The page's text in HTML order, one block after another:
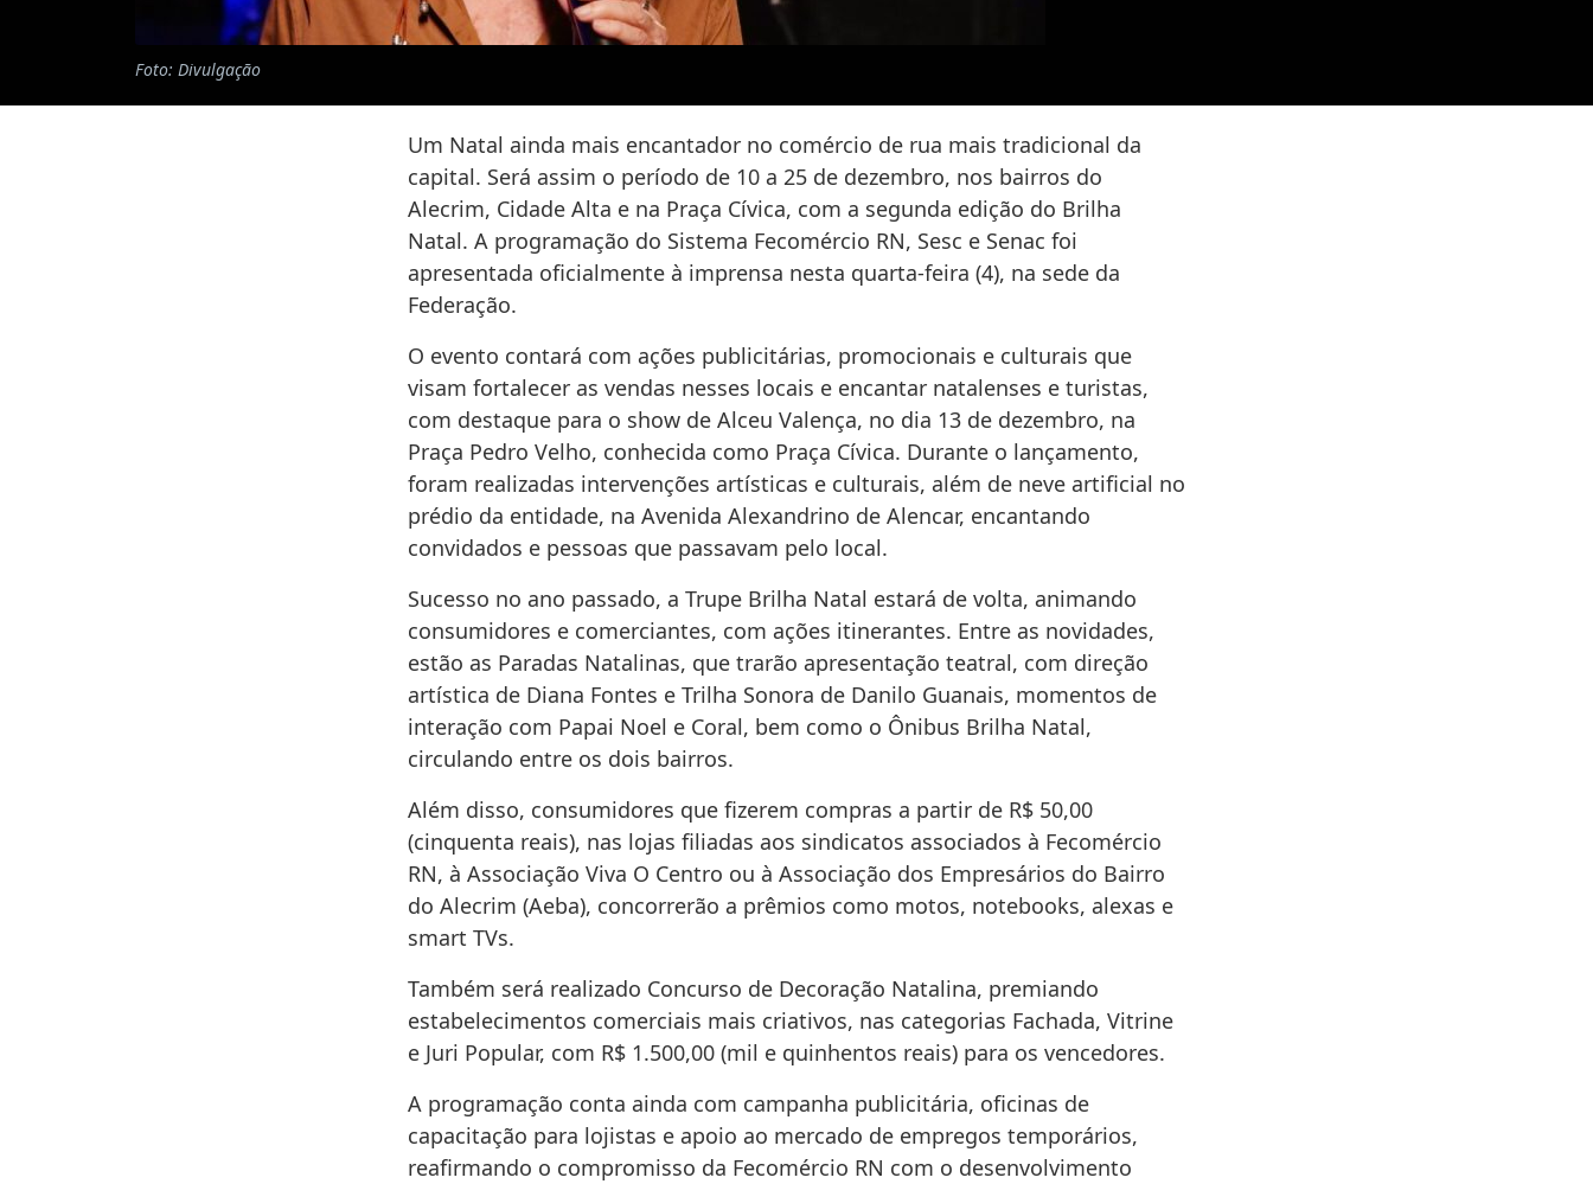
Foto: Divulgação
Um Natal ainda mais encantador no comércio de rua mais tradicional da
capital. Será assim o período de 10 a 25 de dezembro, nos bairros do
Alecrim, Cidade Alta e na Praça Cívica, com a segunda edição do Brilha
Natal. A programação do Sistema Fecomércio RN, Sesc e Senac foi
apresentada oficialmente à imprensa nesta quarta-feira (4), na sede da
Federação.
O evento contará com ações publicitárias, promocionais e culturais que
visam fortalecer as vendas nesses locais e encantar natalenses e turistas,
com destaque para o show de Alceu Valença, no dia 13 de dezembro, na
Praça Pedro Velho, conhecida como Praça Cívica. Durante o lançamento,
foram realizadas intervenções artísticas e culturais, além de neve artificial no
prédio da entidade, na Avenida Alexandrino de Alencar, encantando
convidados e pessoas que passavam pelo local.
Sucesso no ano passado, a Trupe Brilha Natal estará de volta, animando
consumidores e comerciantes, com ações itinerantes. Entre as novidades,
estão as Paradas Natalinas, que trarão apresentação teatral, com direção
artística de Diana Fontes e Trilha Sonora de Danilo Guanais, momentos de
interação com Papai Noel e Coral, bem como o Ônibus Brilha Natal,
circulando entre os dois bairros.
Além disso, consumidores que fizerem compras a partir de R$ 50,00
(cinquenta reais), nas lojas filiadas aos sindicatos associados à Fecomércio
RN, à Associação Viva O Centro ou à Associação dos Empresários do Bairro
do Alecrim (Aeba), concorrerão a prêmios como motos, notebooks, alexas e
smart TVs.
Também será realizado Concurso de Decoração Natalina, premiando
estabelecimentos comerciais mais criativos, nas categorias Fachada, Vitrine
e Juri Popular, com R$ 1.500,00 (mil e quinhentos reais) para os vencedores.
A programação conta ainda com campanha publicitária, oficinas de
capacitação para lojistas e apoio ao mercado de empregos temporários,
reafirmando o compromisso da Fecomércio RN com o desenvolvimento